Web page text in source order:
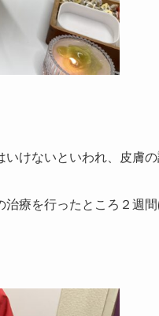
けないといわれ、皮膚
療を行ったところ２週間